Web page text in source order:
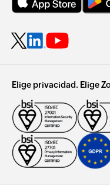
Elige privacidad. Elige